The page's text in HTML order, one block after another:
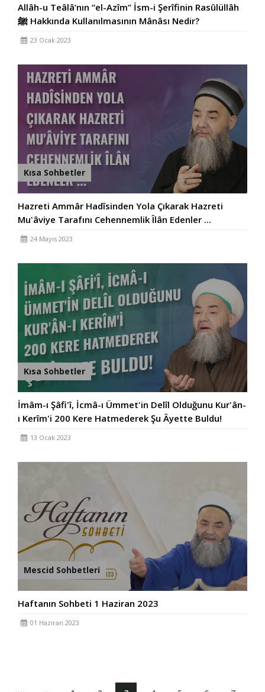
Allâh-u Teâlâ’nın “el-Azîm” İsm-i Şerîfinin Rasûlüllâh
ﷺ Hakkında Kullanılmasının Mânâsı Nedir?
23 Ocak 2023
Kısa Sohbetler
Hazreti Ammâr Hadîsinden Yola Çıkarak Hazreti
Mu'âviye Tarafını Cehennemlik Îlân Edenler ...
24 Mayıs 2023
Kısa Sohbetler
İmâm-ı Şâfi'î, İcmâ-ı Ümmet'in Delîl Olduğunu Kur'ân-
ı Kerîm'i 200 Kere Hatmederek Şu Âyette Buldu!
13 Ocak 2023
Mescid Sohbetleri
Haftanın Sohbeti 1 Haziran 2023
01 Haziran 2023